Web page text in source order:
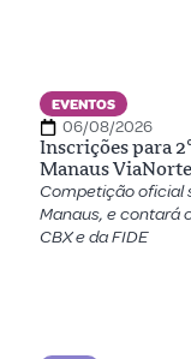
EVENTOS
06/08/2026
Inscrições para
Manaus
Competição oficial
Manaus, e contará
CBX e da FIDE